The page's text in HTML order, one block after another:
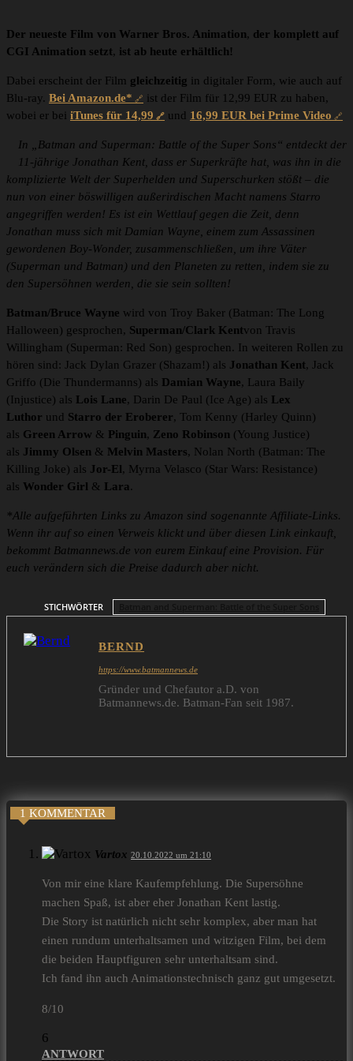
Der neueste Film von Warner Bros. Animation, der komplett auf
CGI Animation setzt, ist ab heute erhältlich!
Dabei erscheint der Film gleichzeitig in digitaler Form, wie auch auf
Blu-ray. Bei Amazon.de*
ist der Film für 12,99 EUR zu haben,
wobei er bei iTunes für 14,99 und 16,99 EUR bei Prime Video
In „Batman and Superman: Battle of the Super Sons“ entdeckt der
11-jährige Jonathan Kent, dass er Superkräfte hat, was ihn in die
komplizierte Welt der Superhelden und Superschurken stößt – die
nun von einer böswilligen außerirdischen Macht namens Starro
angegriffen werden! Es ist ein Wettlauf gegen die Zeit, denn
Jonathan muss sich mit Damian Wayne, einem zum Assassinen
gewordenen Boy-Wonder, zusammenschließen, um ihre Väter
(Superman und Batman) und den Planeten zu retten, indem sie zu
den Supersöhnen werden, die sie sein sollten!
Batman/Bruce Wayne wird von Troy Baker (Batman: The Long
Halloween) gesprochen, Superman/Clark Kentvon Travis
Willingham (Superman: Red Son) gesprochen. In weiteren Rollen zu
hören sind: Jack Dylan Grazer (Shazam!) als Jonathan Kent, Jack
Griffo (Die Thundermanns) als Damian Wayne, Laura Baily
(Injustice) als Lois Lane, Darin De Paul (Ice Age) als Lex
Luthor und Starro der Eroberer, Tom Kenny (Harley Quinn)
als Green Arrow & Pinguin, Zeno Robinson (Young Justice)
als Jimmy Olsen & Melvin Masters, Nolan North (Batman: The
Killing Joke) als Jor-El, Myrna Velasco (Star Wars: Resistance)
als Wonder Girl & Lara.
*Alle aufgeführten Links zu Amazon sind sogenannte Affiliate-Links.
Wenn ihr auf so einen Verweis klickt und über diesen Link einkauft,
bekommt Batmannews.de von eurem Einkauf eine Provision. Für
euch verändern sich die Preise dadurch aber nicht.
STICHWÖRTER
BERND
https://www.batmannews.de
Gründer und Chefautor a.D. von
Batmannews.de. Batman-Fan seit 1987.
1 KOMMENTAR
Vartox 20.10.2022 um 21:10
Von mir eine klare Kaufempfehlung. Die Supersöhne
machen Spaß, ist aber eher Jonathan Kent lastig.
Die Story ist natürlich nicht sehr komplex, aber man hat
einen rundum unterhaltsamen und witzigen Film, bei dem
die beiden Hauptfiguren sehr unterhaltsam sind.
Ich fand ihn auch Animationstechnisch ganz gut umgesetzt.
8/10
6
ANTWORT